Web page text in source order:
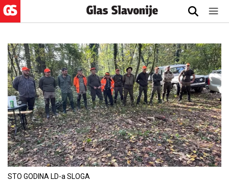
STO GODINA LD-a SLOGA